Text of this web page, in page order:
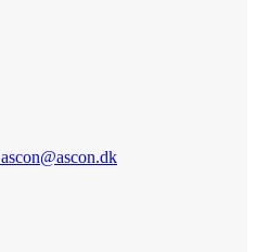
ascon@ascon.dk